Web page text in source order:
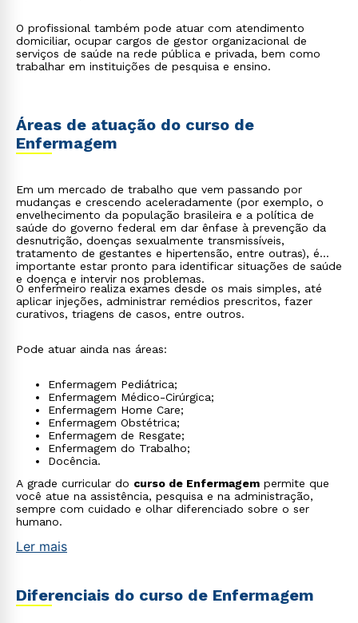
O profissional também pode atuar com atendimento
domiciliar, ocupar cargos de gestor organizacional de
serviços de saúde na rede pública e privada, bem como
trabalhar em instituições de pesquisa e ensino.
Áreas de atuação do curso de
Enfermagem
Em um mercado de trabalho que vem passando por
mudanças e crescendo aceleradamente (por exemplo, o
envelhecimento da população brasileira e a política de
saúde do governo federal em dar ênfase à prevenção da
desnutrição, doenças sexualmente transmissíveis,
tratamento de gestantes e hipertensão, entre outras), é
importante estar pronto para identificar situações de saúde
e doença e intervir nos problemas.
O enfermeiro realiza exames desde os mais simples, até
aplicar injeções, administrar remédios prescritos, fazer
curativos, triagens de casos, entre outros.
Pode atuar ainda nas áreas:
Enfermagem Pediátrica;
Enfermagem Médico-Cirúrgica;
Enfermagem Home Care;
Enfermagem Obstétrica;
Enfermagem de Resgate;
Enfermagem do Trabalho;
Docência.
A grade curricular do curso de Enfermagem permite que
você atue na assistência, pesquisa e na administração,
sempre com cuidado e olhar diferenciado sobre o ser
humano.
Ler mais
Diferenciais do curso de Enfermagem